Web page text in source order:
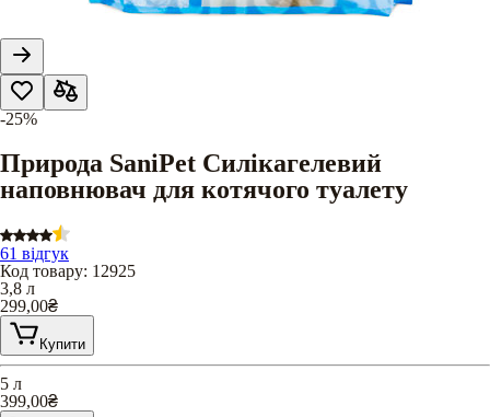
-25%
Природа SaniPet Силікагелевий
наповнювач для котячого туалету
61 відгук
Код товару: 12925
3,8 л
299,00₴
Купити
5 л
399,00₴